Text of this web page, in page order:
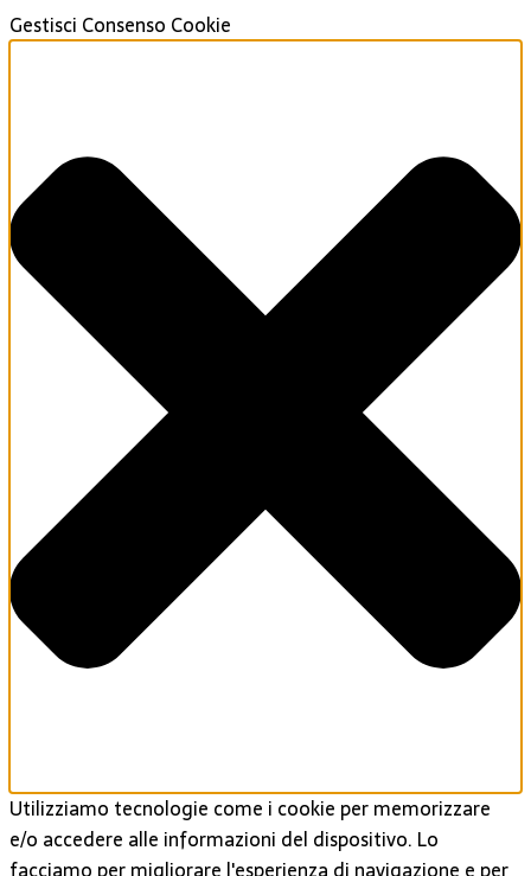
Gestisci Consenso Cookie
Utilizziamo tecnologie come i cookie per memorizzare
e/o accedere alle informazioni del dispositivo. Lo